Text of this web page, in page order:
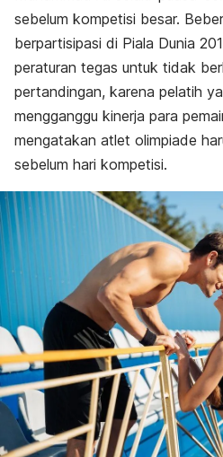
sebelum kompetisi besar.
berpartisipasi di Piala Dunia
peraturan tegas untuk tidak
pertandingan, karena pelatih
mengganggu kinerja para
mengatakan atlet olimpiade
sebelum hari kompetisi.